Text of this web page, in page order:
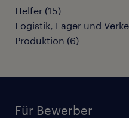
Helfer (15)
Logistik, Lager und
Produktion (6)
Für Bewerber